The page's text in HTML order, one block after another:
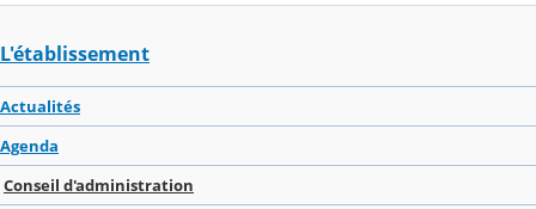
L'établissement
Actualités
Agenda
Conseil d'administration